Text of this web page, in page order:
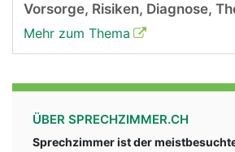
Vorsorge, Risiken, Diagnose,
Mehr zum Thema
ÜBER SPRECHZIMMER.CH
Sprechzimmer ist der